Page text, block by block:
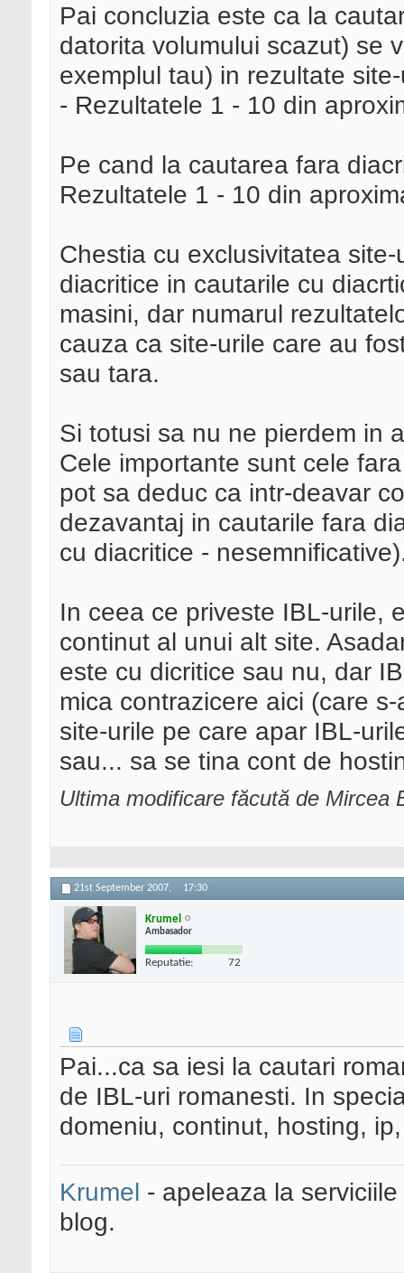
Pai concluzia este ca la
datorita volumului scazut) se
exemplul tau) in rezultate
- Rezultatele 1 - 10 din
Pe cand la cautarea fara
Rezultatele 1 - 10 din
Chestia cu exclusivitatea
diacritice in cautarile cu
masini, dar numarul
cauza ca site-urile care au
sau tara.
Si totusi sa nu ne pierdem in
Cele importante sunt cele
pot sa deduc ca intr-deavar
dezavantaj in cautarile fara
cu diacritice -
In ceea ce priveste IBL-urile,
continut al unui alt site.
este cu dicritice sau nu, dar
mica contrazicere aici (care
site-urile pe care apar IBL-
sau... sa se tina cont de
Ultima modificare făcută de
21st September 2007, 17:30
Krumel
Ambasador
Reputatie: 72
Pai...ca sa iesi la cautari
de IBL-uri romanesti. In
domeniu, continut, hosting,
Krumel - apeleaza la
blog.